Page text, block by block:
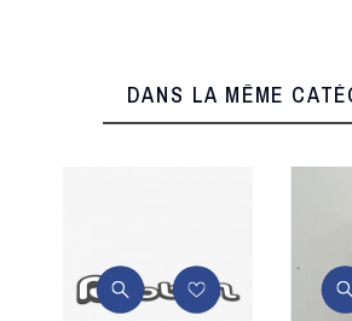
DANS LA MÊME